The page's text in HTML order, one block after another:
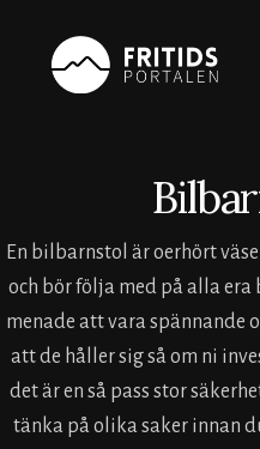
content
En bilbarnstol är oerhört
och bör följa med på alla
menade att vara spännande
att de håller sig så om ni
det är en så pass stor
tänka på olika saker innan